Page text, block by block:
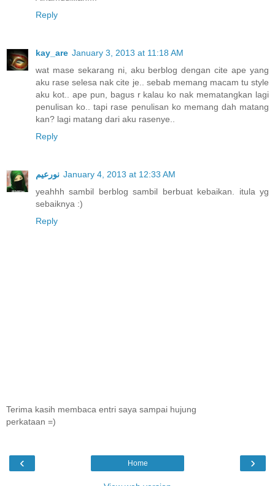
Reply
kay_are January 3, 2013 at 11:18 AM
wat mase sekarang ni, aku berblog dengan cite ape yang
aku rase selesa nak cite je.. sebab memang macam tu style
aku kot.. ape pun, bagus r kalau ko nak mematangkan lagi
penulisan ko.. tapi rase penulisan ko memang dah matang
kan? lagi matang dari aku rasenye..
Reply
نورعيم January 4, 2013 at 12:33 AM
yeahhh sambil berblog sambil berbuat kebaikan. itula yg
sebaiknya :)
Reply
Terima kasih membaca entri saya sampai hujung
perkataan =)
‹ ›
Home